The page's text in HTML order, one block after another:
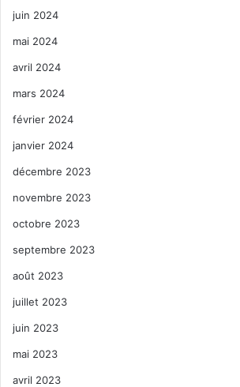
juin 2024
mai 2024
avril 2024
mars 2024
février 2024
janvier 2024
décembre 2023
novembre 2023
octobre 2023
septembre 2023
août 2023
juillet 2023
juin 2023
mai 2023
avril 2023